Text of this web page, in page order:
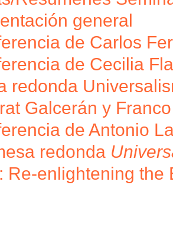
general
de Carlos
de Cecilia
redonda
Galcerán y
de Antonio
redonda
Re-enlightening the